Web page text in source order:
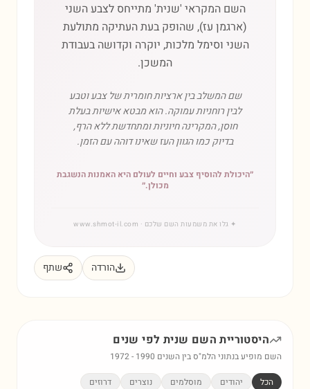
השם המקראי 'שנית' מתייחס לצבע השני
(ארגמן עז), שהופק בעת העתיקה מתולעת
השני וסימל מלכות, יוקרה וקדושה בעבודת
המשכן.
שם המשלב בין ארציות חומרית של צבע וטבע
לבין רוחניות עמוקה. הוא מבטא אישיות בעלת
חוסן, המקרינה חיוניות ומתחדשת ללא הרף,
בדיוק כמו הגוון העז שאינו דוהה עם הזמן.
״היכולת להוסיף צבע וחיים לעולם היא האמנות הנשגבת
מכולן.״
✦ גלו את משמעות השם שלכם · www.shmot-il.com
הורדה שתף
היסטוריית השם שנית לפי שנים
השם מופיע בנתוני הלמ"ס בין השנים 1972- 1990
הכל יהודים מוסלמים נוצרים דרוזים